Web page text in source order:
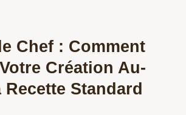
Chef : Comment
Création Au-
Recette Standard